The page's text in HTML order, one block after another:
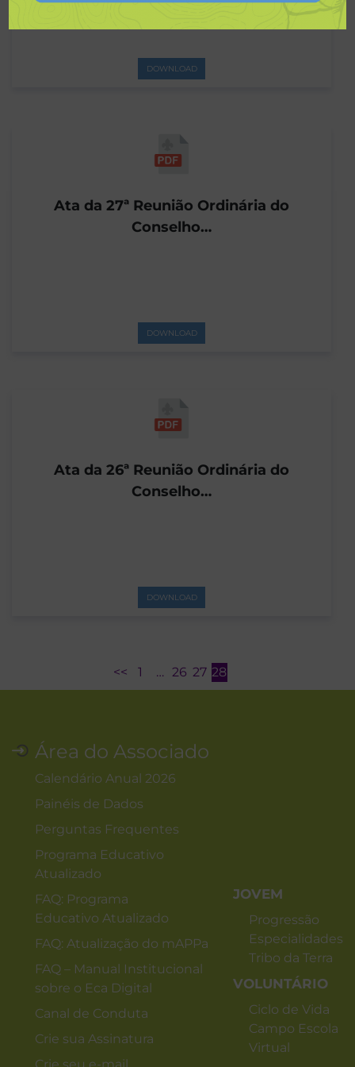
DOWNLOAD
Ata da 27ª Reunião Ordinária do
Conselho…
DOWNLOAD
Ata da 26ª Reunião Ordinária do
Conselho…
DOWNLOAD
<< 1 … 26 27 28
Área do Associado
Calendário Anual 2026
Painéis de Dados
Perguntas Frequentes
Programa Educativo
Atualizado
FAQ: Programa
Educativo Atualizado
FAQ: Atualização do mAPPa
FAQ – Manual Institucional
sobre o Eca Digital
Canal de Conduta
Crie sua Assinatura
JOVEM
Progressão
Especialidades
Tribo da Terra
VOLUNTÁRIO
Ciclo de Vida
Campo Escola
Virtual